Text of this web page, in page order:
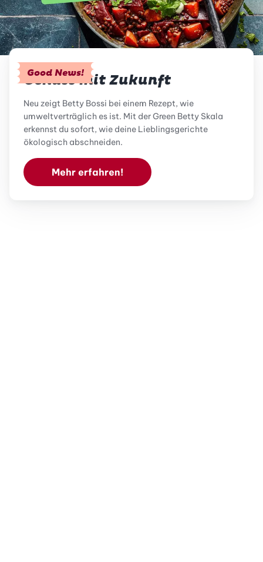
Good News!
Genuss mit Zukunft
Neu zeigt Betty Bossi bei einem Rezept, wie
umweltverträglich es ist. Mit der Green Betty Skala
erkennst du sofort, wie deine Lieblingsgerichte
ökologisch abschneiden.
Mehr erfahren!